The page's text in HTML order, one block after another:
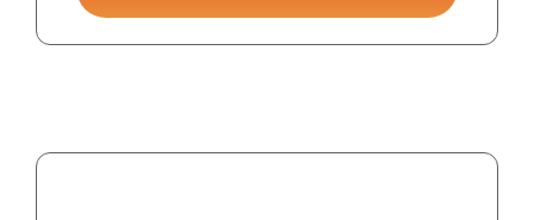
prova 28 kgf/cm², pr